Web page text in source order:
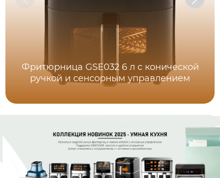
Фритюрница GSE032 6 л с конической
ручкой и сенсорным управлением